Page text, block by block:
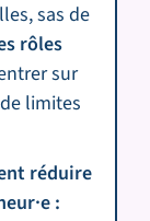
sas de
rôles
sur
limites
réduire
: